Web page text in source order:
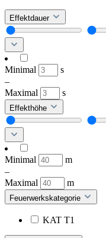
Effektdauer
Minimal
s
–
Maximal
s
Effekthöhe
Minimal
m
–
Maximal
m
Feuerwerkskategorie
KAT T1